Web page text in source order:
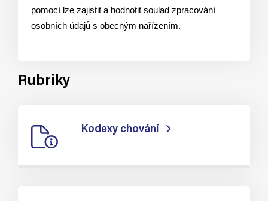
pomocí lze zajistit a hodnotit soulad zpracování
osobních údajů s obecným nařízením.
Rubriky
Kodexy chování